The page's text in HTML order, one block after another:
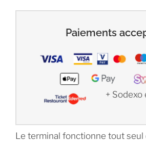
Paiements
+
Le terminal fonctionne tout seul